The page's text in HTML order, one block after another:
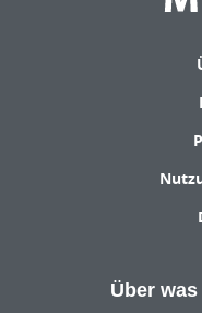
Über